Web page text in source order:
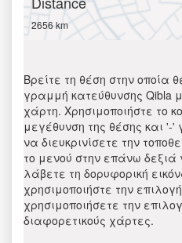
2656 km
Βρείτε τη θέση στην οποία
γραμμή κατεύθυνσης Qibla
χάρτη. Χρησιμοποιήστε το
μεγέθυνση της θέσης και '-'
να διευκρινίσετε την
το μενού στην επάνω
λάβετε τη δορυφορική
χρησιμοποιήστε την
χρησιμοποιήσετε την
διαφορετικούς χάρτες.